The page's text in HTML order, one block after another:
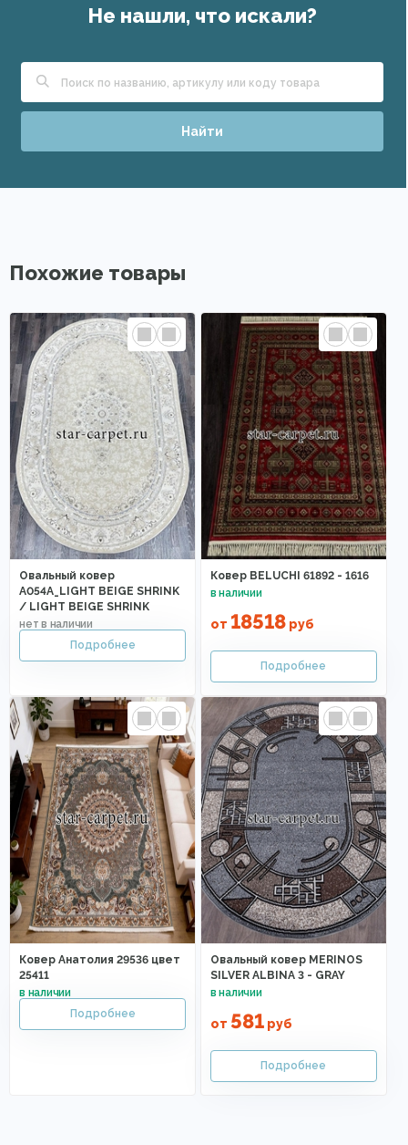
Не нашли, что искали?
Найти
Похожие товары
Овальный ковер
A054A_LIGHT BEIGE SHRINK
/ LIGHT BEIGE SHRINK
Ковер BELUCHI 61892 - 1616
от 18518руб
Ковер Анатолия 29536 цвет
25411
Овальный ковер MERINOS
SILVER ALBINA 3 - GRAY
от 581руб